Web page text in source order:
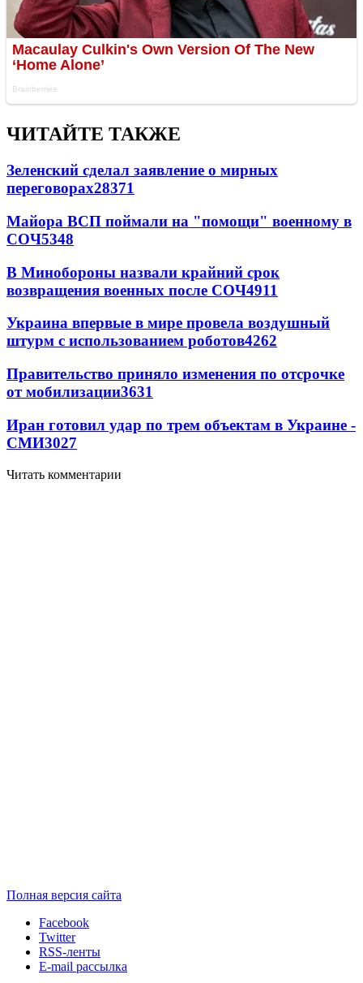
ЧИТАЙТЕ ТАКЖЕ
Зеленский сделал заявление о мирных
переговорах28371
Майора ВСП поймали на "помощи" военному в
СОЧ5348
В Минобороны назвали крайний срок
возвращения военных после СОЧ4911
Украина впервые в мире провела воздушный
штурм с использованием роботов4262
Правительство приняло изменения по отсрочке
от мобилизации3631
Иран готовил удар по трем объектам в Украине -
СМИ3027
Читать комментарии
Полная версия сайта
Facebook
Twitter
RSS-ленты
E-mail рассылка